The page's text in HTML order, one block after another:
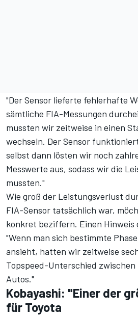
"Der Sensor lieferte fehlerhafte
sämtliche FIA-Messungen
mussten wir zeitweise in einen
wechseln. Der Sensor
selbst dann lösten wir noch
Messwerte aus, sodass wir die
mussten."
Wie groß der Leistungsverlust
FIA-Sensor tatsächlich war,
konkret beziffern. Einen Hinweis
"Wenn man sich bestimmte
ansieht, hatten wir zeitweise
Topspeed-Unterschied zwischen
Autos."
Kobayashi: "Einer der
für Toyota